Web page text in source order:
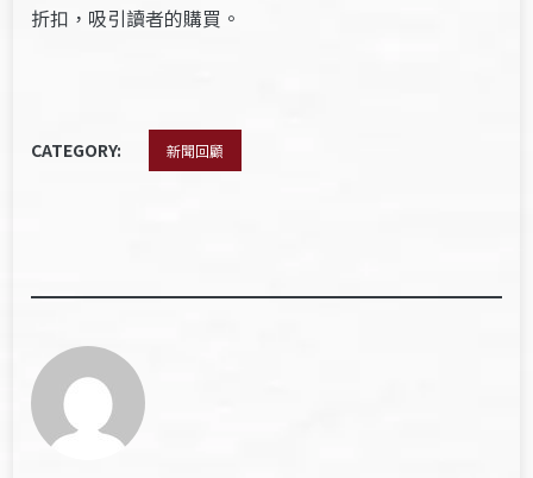
折扣，吸引讀者的購買。
CATEGORY: 新聞回顧